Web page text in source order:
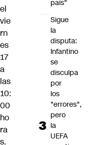
el
vie
rn
es
17
a
las
10:
00
ho
ra
s.
país"
Sigue
la
disputa:
Infantino
se
disculpa
por
los
"errores",
pero
la
UEFA